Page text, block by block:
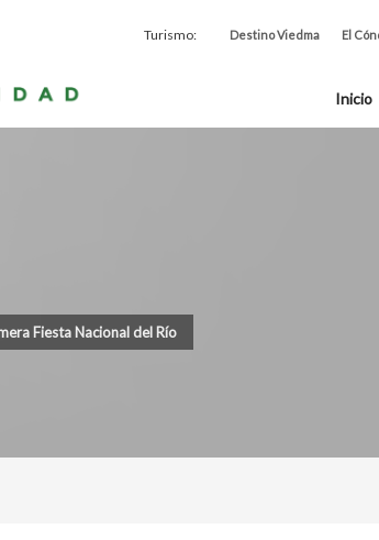
Turismo: Destino Viedma El
Inicio
Fiesta Nacional del Río